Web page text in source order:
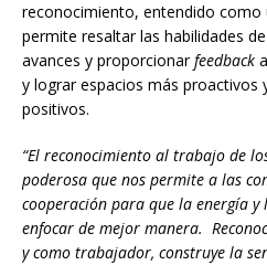
reconocimiento, entendido como
permite resaltar las habilidades
avances y proporcionarfeedback
y lograr espacios más proactivos
positivos.
“El reconocimiento al trabajo de
poderosa que nos permite a las
cooperación para que la energía y
enfocar de mejor manera.
y como trabajador, construye la